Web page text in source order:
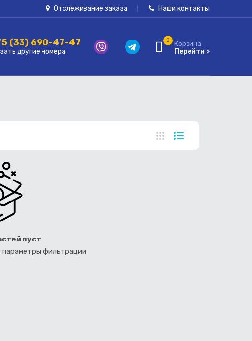
Отслеживание заказа Наши контакты
(33) 690-47-47
другие номера
0 Корзина
Перейти >
пуст
параметры фильтрации